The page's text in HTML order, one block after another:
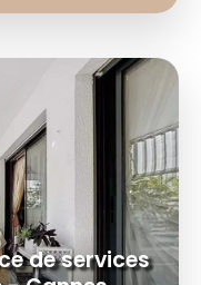
de services